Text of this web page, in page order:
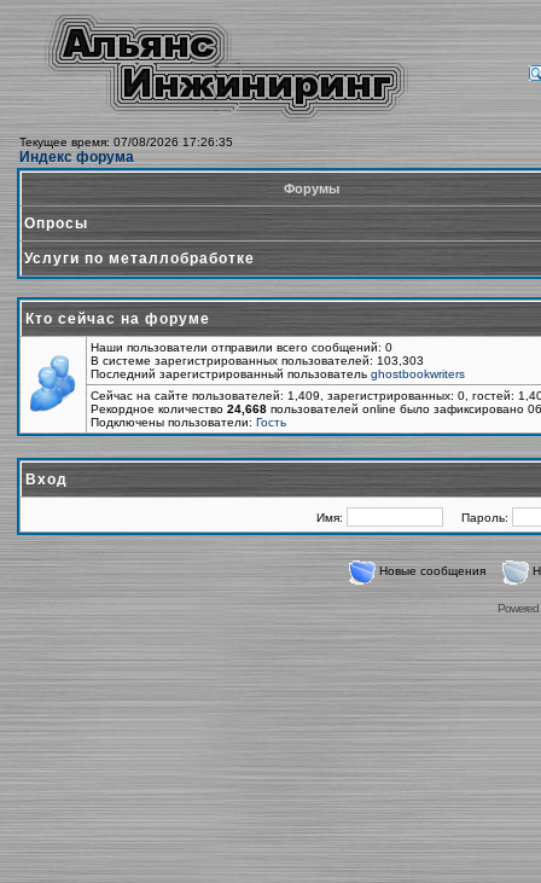
Текущее время: 07/08/2026 17:26:35
Индекс форума
Форумы
Опросы
Услуги по металлобработке
Кто сейчас на форуме
Наши пользователи отправили всего сообщений: 0
В системе зарегистрированных пользователей: 103,303
Последний зарегистрированный пользователь ghostbookwriters
Сейчас на сайте пользователей: 1,409, зарегистрированных: 0, гостей:
Рекордное количество 24,668 пользователей online было зафиксировано
Подключены пользователи: Гость
Вход
Имя: Пароль:
Новые сообщения